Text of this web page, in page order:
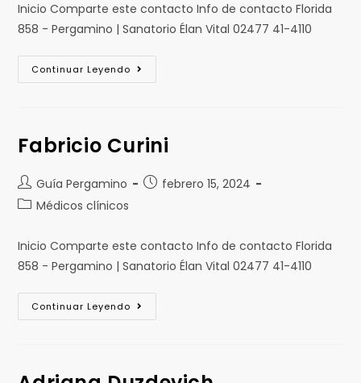
Inicio Comparte este contacto Info de contacto Florida
858 - Pergamino | Sanatorio Élan Vital 02477 41-4110
Continuar Leyendo
Fabricio Curini
Guía Pergamino
febrero 15, 2024
Médicos clínicos
Inicio Comparte este contacto Info de contacto Florida
858 - Pergamino | Sanatorio Élan Vital 02477 41-4110
Continuar Leyendo